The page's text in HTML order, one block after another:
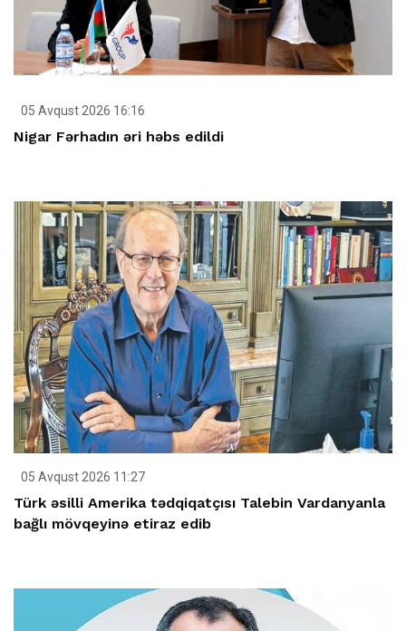
05 Avqust 2026 16:16
Nigar Fərhadın əri həbs edildi
05 Avqust 2026 11:27
Türk əsilli Amerika tədqiqatçısı Talebin Vardanyanla
bağlı mövqeyinə etiraz edib